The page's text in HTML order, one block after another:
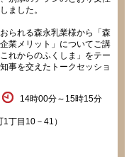
ました。
られる森永乳業様から「森
業メリット」についてご講
れからのふくしま」をテー
事を交えたトークセッショ
14時00分～15時15分
丁目10－41）